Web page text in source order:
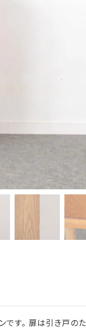
です。 扉は引き戸